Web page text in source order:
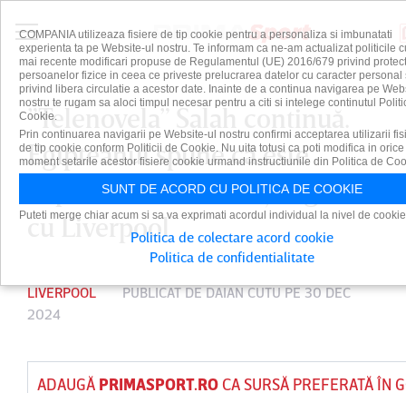
”Telenovela” Salah continuă.
Egipteanul spune că este
departe de o nouă înţelegere
cu Liverpool
LIVERPOOL PUBLICAT DEDAIAN CUTUPE 30 DEC
2024
ADAUGĂ PRIMASPORT.ROCA SURSĂ PREFERATĂ ÎN
COMPANIA utilizeaza fisiere de tip cookie pentru a personaliza si imbunatati
experienta ta pe Website-ul nostru. Te informam ca ne-am actualizat politicile
mai recente modificari propuse de Regulamentul (UE) 2016/679 privind
persoanelor fizice in ceea ce priveste prelucrarea datelor cu caracter personal
privind libera circulatie a acestor date. Inainte de a continua navigarea pe
nostru te rugam sa aloci timpul necesar pentru a citi si intelege continutul
Cookie.
Prin continuarea navigarii pe Website-ul nostru confirmi acceptarea utilizarii
de tip cookie conform Politicii de Cookie. Nu uita totusi ca poti modifica in orice
moment setarile acestor fisiere cookie urmand instructiunile din Politica de
SUNT DE ACORD CU POLITICA DE COOKIE
Puteti merge chiar acum si sa va exprimati acordul individual la nivel de
Politica de colectare acord cookie
Politica de confidentialitate